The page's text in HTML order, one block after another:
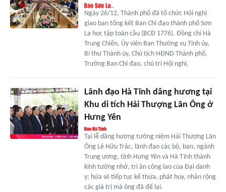
Ngày 26/12, Thành phố đã tổ chức Hội nghị
giao ban tổng kết Ban Chỉ đạo thành phố Sơn
La học tập toàn cầu (BCĐ 1776). Đồng chí Hà
Trung Chiến, Ủy viên Ban Thường vụ Tỉnh ủy,
Bí thư Thành ủy, Chủ tịch HĐND Thành phố,
Trưởng Ban Chỉ đạo, chủ trì Hội nghị.
Lãnh đạo Hà Tĩnh dâng hương tại
Khu di tích Hải Thượng Lãn Ông ở
Hưng Yên
Tại lễ dâng hương tưởng niệm Hải Thượng Lãn
Ông Lê Hữu Trác, lãnh đạo các bộ, ban, ngành
Trung ương, tỉnh Hưng Yên và Hà Tĩnh thành
kính tưởng nhớ, tri ân công lao của Đại danh
y; hứa sẽ tiếp tục kế thừa, phát huy, nhân rộng
các giá trị mà ông đã để lại.